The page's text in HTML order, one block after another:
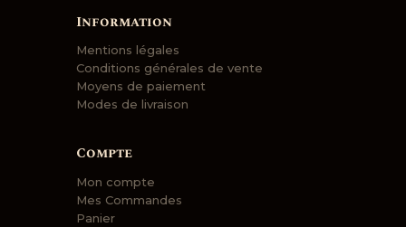
Information
Mentions légales
Conditions générales de vente
Moyens de paiement
Modes de livraison
Compte
Mon compte
Mes Commandes
Panier